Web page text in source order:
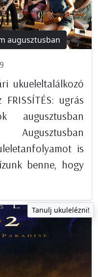
augusztusban
ukueleltalálkozó
ugrás
augusztusban
is
benne, hogy
Tanulj ukulelézni!